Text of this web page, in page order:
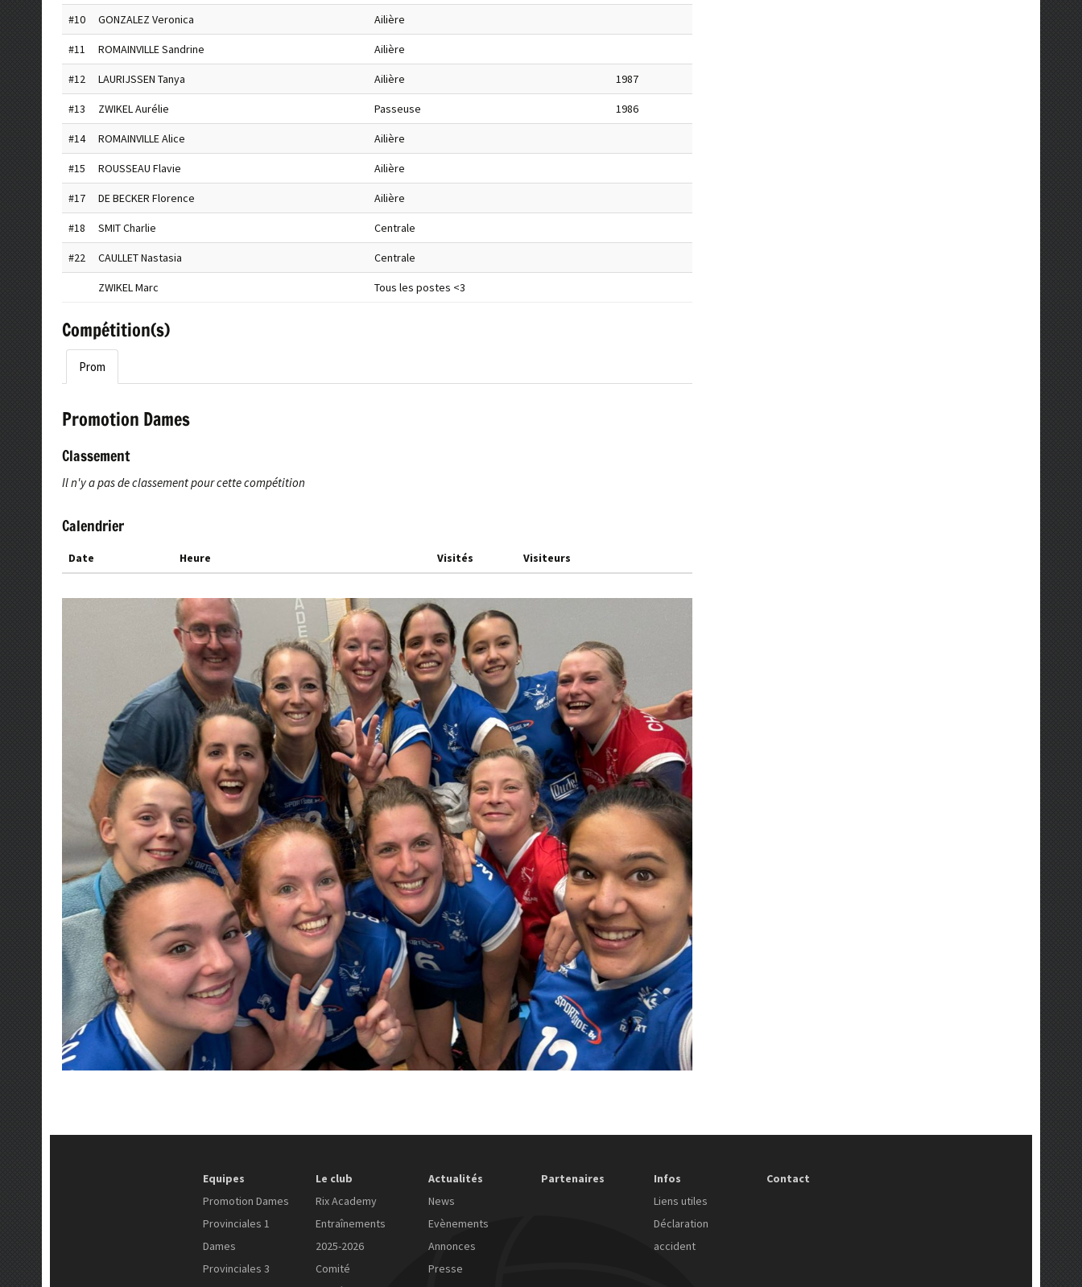
#10 GONZALEZ Veronica Ailière
#11 ROMAINVILLE Sandrine Ailière
#12 LAURIJSSEN Tanya Ailière 1987
#13 ZWIKEL Aurélie Passeuse 1986
#14 ROMAINVILLE Alice Ailière
#15 ROUSSEAU Flavie Ailière
#17 DE BECKER Florence Ailière
#18 SMIT Charlie Centrale
#22 CAULLET Nastasia Centrale
ZWIKEL Marc Tous les postes <3
Compétition(s)
Prom
Promotion Dames
Classement
Il n'y a pas de classement pour cette compétition
Calendrier
Date Heure Visités Visiteurs
Equipes
Promotion Dames
Provinciales 1
Dames
Provinciales 3
Le club
Rix Academy
Entraînements
2025-2026
Comité
Actualités
News
Evènements
Annonces
Presse
Partenaires
Infos
Liens utiles
Déclaration
accident
Contact